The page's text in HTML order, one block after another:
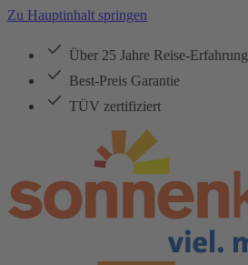
Zu Hauptinhalt springen
Über 25 Jahre Reise-Erfahrung
Best-Preis Garantie
TÜV zertifiziert